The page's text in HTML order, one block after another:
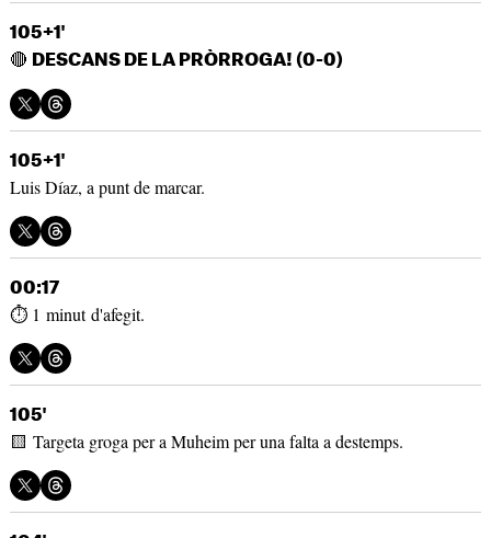
105+1'
🔴 DESCANS DE LA PRÒRROGA! (0-0)
105+1'
Luis Díaz, a punt de marcar.
00:17
⏱️ 1 minut d'afegit.
105'
🟨 Targeta groga per a Muheim per una falta a destemps.